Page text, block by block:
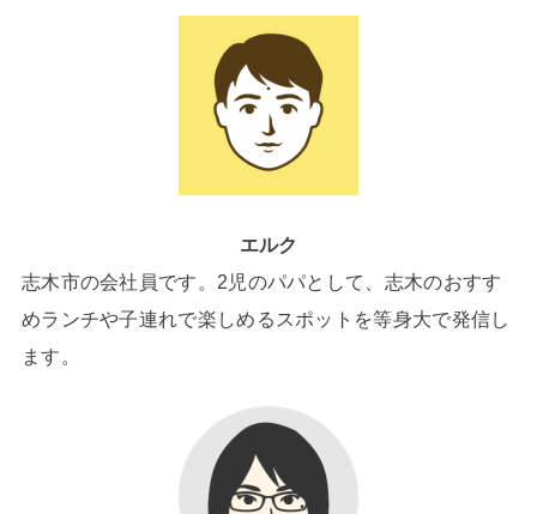
エルク
志木市の会社員です。2児のパパとして、志木のおすす
めランチや子連れで楽しめるスポットを等身大で発信し
ます。